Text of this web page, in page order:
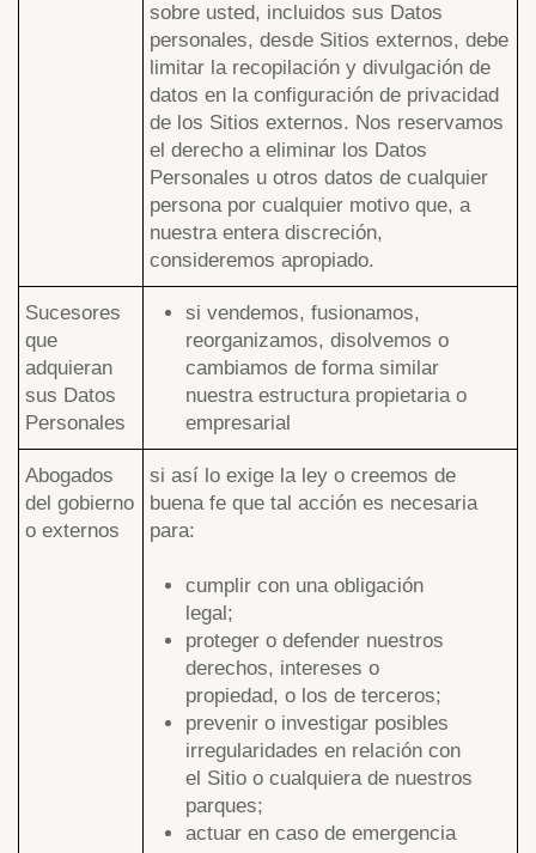
sobre usted, incluidos sus Datos
personales, desde Sitios externos, debe
limitar la recopilación y divulgación de
datos en la configuración de privacidad
de los Sitios externos. Nos reservamos
el derecho a eliminar los Datos
Personales u otros datos de cualquier
persona por cualquier motivo que, a
nuestra entera discreción,
consideremos apropiado.
Sucesores
que
adquieran
sus Datos
Personales
si vendemos, fusionamos,
reorganizamos, disolvemos o
cambiamos de forma similar
nuestra estructura propietaria o
empresarial
Abogados
del gobierno
o externos
si así lo exige la ley o creemos de
buena fe que tal acción es necesaria
para:
cumplir con una obligación
legal;
proteger o defender nuestros
derechos, intereses o
propiedad, o los de terceros;
prevenir o investigar posibles
irregularidades en relación con
el Sitio o cualquiera de nuestros
parques;
actuar en caso de emergencia